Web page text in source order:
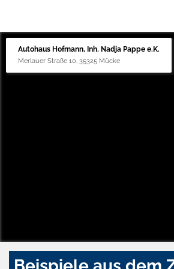
Autohaus Hofmann, Inh. Nadja Pappe e.K.
Merlauer Straße 10, 35325 Mücke